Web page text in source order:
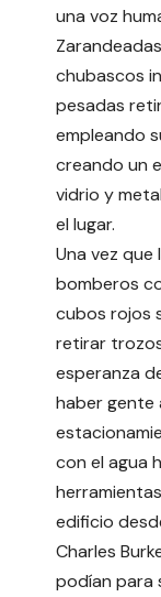
una voz
chubascos
pesadas
empleando
creando un
vidrio y
el lugar.
Una vez que
bomberos
cubos rojos
retirar
esperanza
haber gente
con el agua
edificio
Charles
podían para